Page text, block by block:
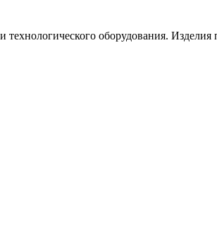
оборудования. Изделия